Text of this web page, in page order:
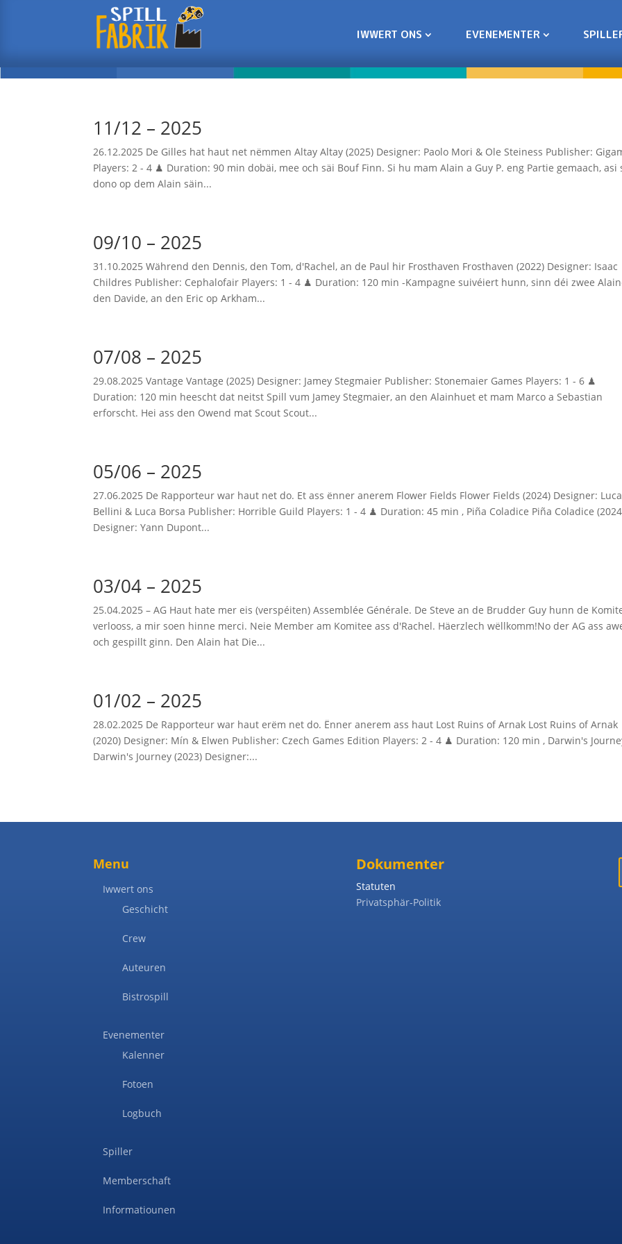
IWWERT ONS EVENEMENTER
11/12 – 2025
26.12.2025 De Gilles hat haut net nëmmen Altay Altay (2025) Designer: Paolo Mori & Ole Steiness Publisher:
Players: 2 - 4 ♟ Duration: 90 min dobäi, mee och säi Bouf Finn. Si hu mam Alain a Guy P. eng Partie gemaach, asi
dono op dem Alain säin...
09/10 – 2025
31.10.2025 Während den Dennis, den Tom, d'Rachel, an de Paul hir Frosthaven Frosthaven (2022) Designer: Isaac
Childres Publisher: Cephalofair Players: 1 - 4 ♟ Duration: 120 min -Kampagne suivéiert hunn, sinn déi zwee
den Davide, an den Eric op Arkham...
07/08 – 2025
29.08.2025 Vantage Vantage (2025) Designer: Jamey Stegmaier Publisher: Stonemaier Games Players: 1 - 6 ♟
Duration: 120 min heescht dat neitst Spill vum Jamey Stegmaier, an den Alainhuet et mam Marco a Sebastian
erforscht. Hei ass den Owend mat Scout Scout...
05/06 – 2025
27.06.2025 De Rapporteur war haut net do. Et ass ënner anerem Flower Fields Flower Fields (2024) Designer: Luca
Bellini & Luca Borsa Publisher: Horrible Guild Players: 1 - 4 ♟ Duration: 45 min , Piña Coladice Piña Coladice
Designer: Yann Dupont...
03/04 – 2025
25.04.2025 – AG Haut hate mer eis (verspéiten) Assemblée Générale. De Steve an de Brudder Guy hunn de
verlooss, a mir soen hinne merci. Neie Member am Komitee ass d'Rachel. Häerzlech wëllkomm!No der AG ass
och gespillt ginn. Den Alain hat Die...
01/02 – 2025
28.02.2025 De Rapporteur war haut erëm net do. Ënner anerem ass haut Lost Ruins of Arnak Lost Ruins of Arnak
(2020) Designer: Mín & Elwen Publisher: Czech Games Edition Players: 2 - 4 ♟ Duration: 120 min , Darwin's
Darwin's Journey (2023) Designer:...
Menu
Iwwert ons
Geschicht
Crew
Auteuren
Bistrospill
Evenementer
Kalenner
Fotoen
Logbuch
Spiller
Memberschaft
Informatiounen
Dokumenter
Statuten
Privatsphär-Politik